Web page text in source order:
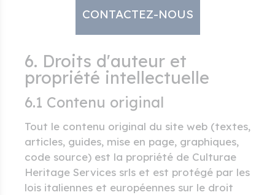
CONTACTEZ-NOUS
6. Droits d'auteur et
propriété intellectuelle
6.1 Contenu original
Tout le contenu original du site web (textes,
articles, guides, mise en page, graphiques,
code source) est la propriété de Culturae
Heritage Services srls et est protégé par les
lois italiennes et européennes sur le droit